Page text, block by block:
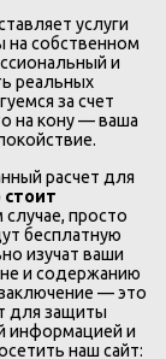
услуги
на собственном
и
реальных
за счет
на кону — ваша
расчет для
стоит
просто
бесплатную
изучат ваши
и содержанию
— это
для защиты
информацией и
наш сайт: